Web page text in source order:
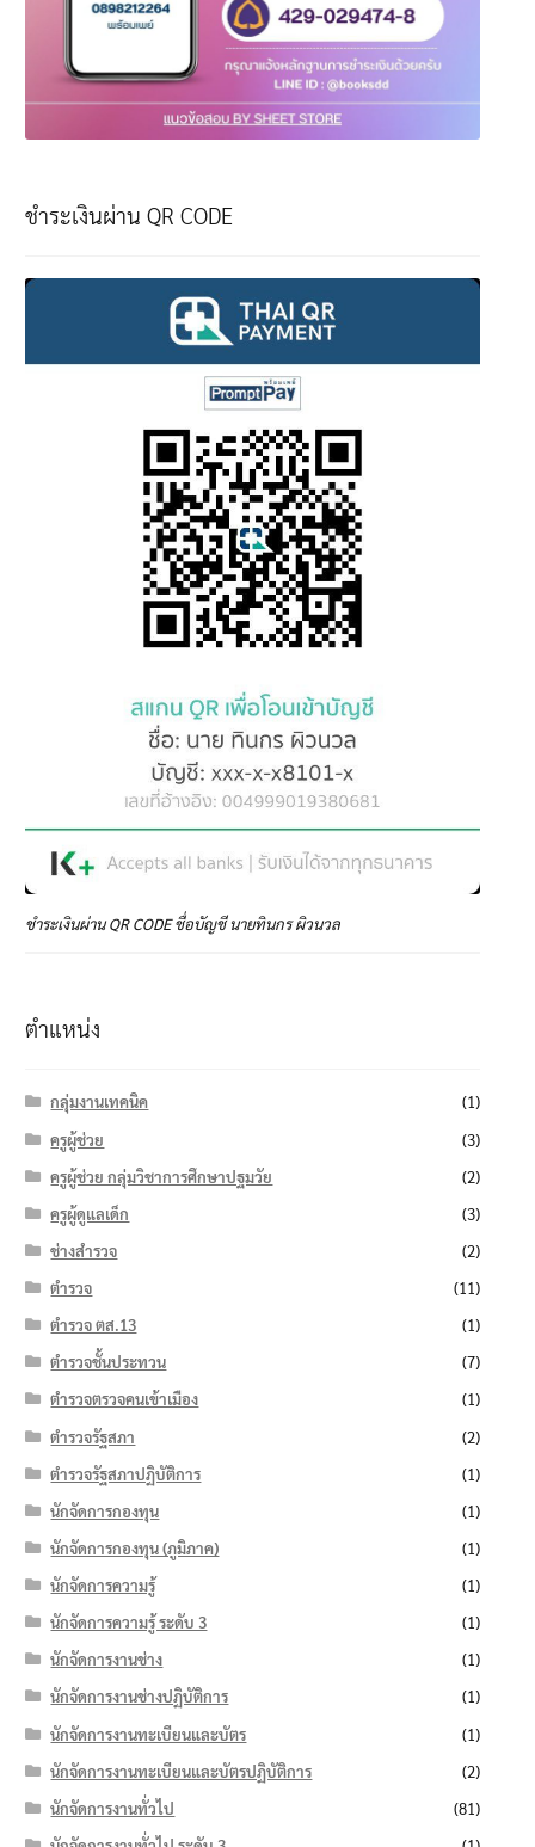
ชำระเงินผ่าน QR CODE
ชำระเงินผ่าน QR CODE ชื่อบัญชี นายทินกร ผิวนวล
ตำแหน่ง
กลุ่มงานเทคนิค
(1)
ครูผู้ช่วย
(3)
ครูผู้ช่วย กลุ่มวิชาการศึกษาปฐมวัย
(2)
ครูผู้ดูแลเด็ก
(3)
ช่างสำรวจ
(2)
ตำรวจ
(11)
ตำรวจ ตส.13
(1)
ตำรวจชั้นประทวน
(7)
ตำรวจตรวจคนเข้าเมือง
(1)
ตำรวจรัฐสภา
(2)
ตำรวจรัฐสภาปฏิบัติการ
(1)
นักจัดการกองทุน
(1)
นักจัดการกองทุน (ภูมิภาค)
(1)
นักจัดการความรู้
(1)
นักจัดการความรู้ ระดับ 3
(1)
นักจัดการงานช่าง
(1)
นักจัดการงานช่างปฏิบัติการ
(1)
นักจัดการงานทะเบียนและบัตร
(1)
นักจัดการงานทะเบียนและบัตรปฏิบัติการ
(2)
นักจัดการงานทั่วไป
(81)